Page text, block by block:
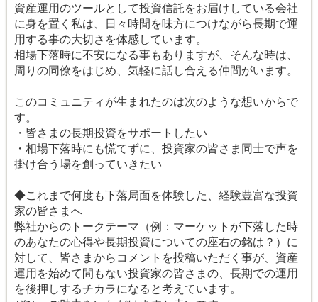
資産運用のツールとして投資信託をお届けしている会社
に身を置く私は、日々時間を味方につけながら長期で運
用する事の大切さを体感しています。
相場下落時に不安になる事もありますが、そんな時は、
周りの同僚をはじめ、気軽に話し合える仲間がいます。
このコミュニティが生まれたのは次のような想いからで
す。
・皆さまの長期投資をサポートしたい
・相場下落時にも慌てずに、投資家の皆さま同士で声を
掛け合う場を創っていきたい
◆これまで何度も下落局面を体験した、経験豊富な投資
家の皆さまへ
弊社からのトークテーマ（例：マーケットが下落した時
のあなたの心得や長期投資についての座右の銘は？）に
対して、皆さまからコメントを投稿いただく事が、資産
運用を始めて間もない投資家の皆さまの、長期での運用
を後押しするチカラになると考えています。